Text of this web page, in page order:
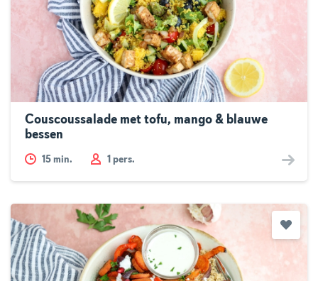
Couscoussalade met tofu, mango & blauwe
bessen
15 min. 1 pers.